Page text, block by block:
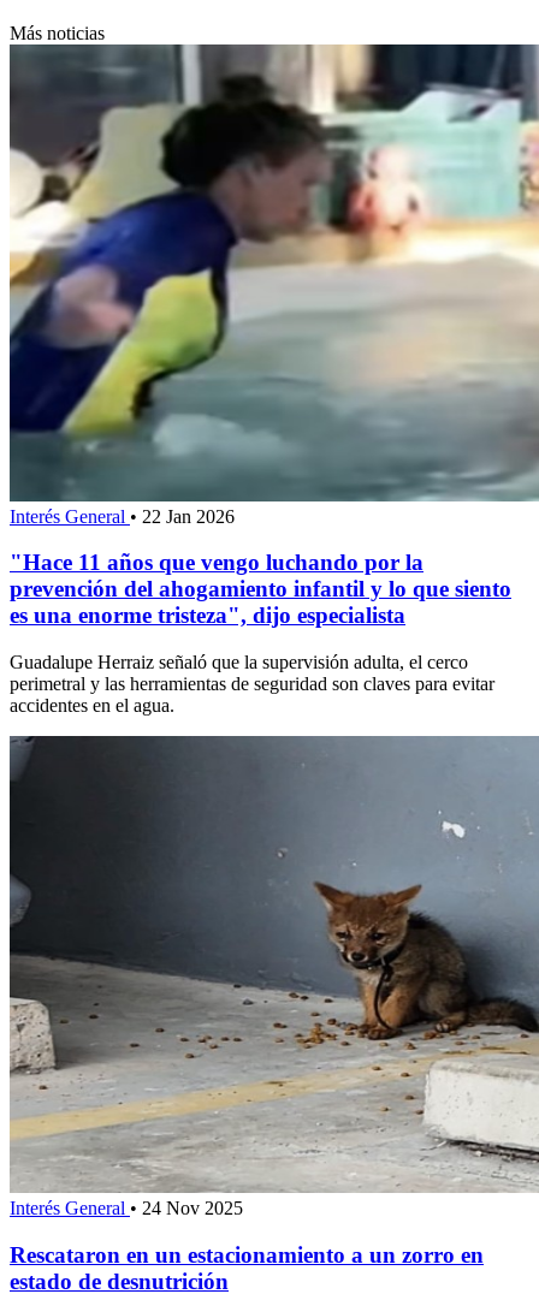
Más noticias
Interés General • 22 Jan 2026
"Hace 11 años que vengo luchando por la
prevención del ahogamiento infantil y lo que siento
es una enorme tristeza", dijo especialista
Guadalupe Herraiz señaló que la supervisión adulta, el cerco
perimetral y las herramientas de seguridad son claves para evitar
accidentes en el agua.
Interés General • 24 Nov 2025
Rescataron en un estacionamiento a un zorro en
estado de desnutrición